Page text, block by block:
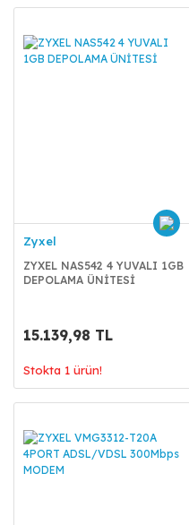
Zyxel
ZYXEL NAS542 4 YUVALI 1GB
DEPOLAMA ÜNİTESİ
15.139,98 TL
Stokta 1 ürün!